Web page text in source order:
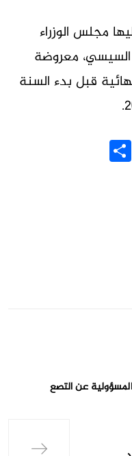
مجلس الوزراء
السيسي، معروضة
قبل بدء السنة
Messenger
عن التصع